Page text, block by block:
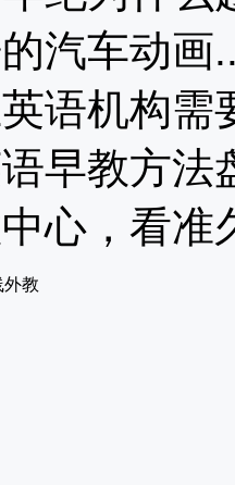
汽车动画
语机构需
早教方法
心，看准
外教